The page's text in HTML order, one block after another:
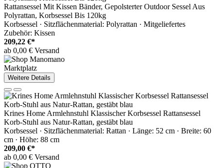
Rattansessel Mit Kissen Bänder, Gepolsterter Outdoor Sessel Aus
Polyrattan, Korbsessel Bis 120kg
Korbsessel · Sitzflächenmaterial: Polyrattan · Mitgeliefertes
Zubehör: Kissen
209,22 €*
ab 0,00 € Versand
Marktplatz
Weitere Details
Krines Home Armlehnstuhl Klassischer Korbsessel Rattansessel
Korb-Stuhl aus Natur-Rattan, gestäbt blau
Korbsessel · Sitzflächenmaterial: Rattan · Länge: 52 cm · Breite: 60
cm · Höhe: 88 cm
209,00 €*
ab 0,00 € Versand